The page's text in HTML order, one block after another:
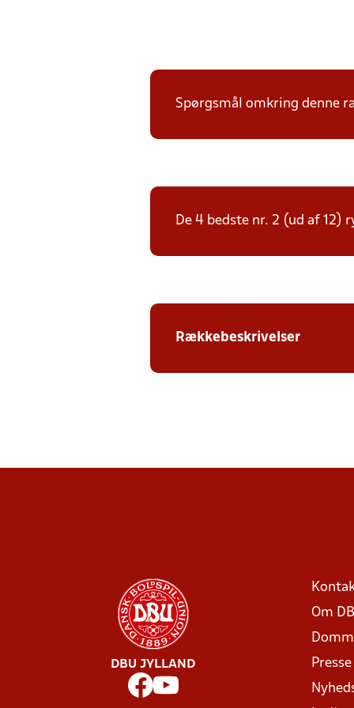
Spørgsmål omkring denne
De 4 bedste nr. 2 (ud af 12)
Rækkebeskrivelser
DBU JYLLAND
Om
Presse